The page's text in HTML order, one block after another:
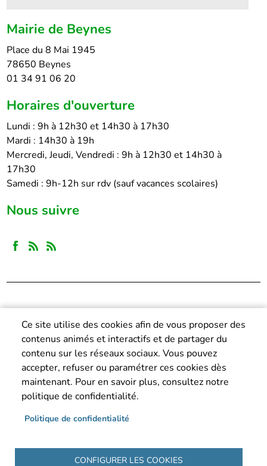
Mairie de Beynes
Place du 8 Mai 1945
78650 Beynes
01 34 91 06 20
Horaires d'ouverture
Lundi : 9h à 12h30 et 14h30 à 17h30
Mardi : 14h30 à 19h
Mercredi, Jeudi, Vendredi : 9h à 12h30 et 14h30 à
17h30
Samedi : 9h-12h sur rdv (sauf vacances scolaires)
Nous suivre
Ce site utilise des cookies afin de vous proposer des
contenus animés et interactifs et de partager du
contenu sur les réseaux sociaux. Vous pouvez
accepter, refuser ou paramétrer ces cookies dès
maintenant. Pour en savoir plus, consultez notre
politique de confidentialité.
Politique de confidentialité
CONFIGURER LES COOKIES